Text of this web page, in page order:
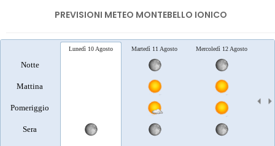
PREVISIONI METEO MONTEBELLO IONICO
Notte
Mattina
Pomeriggio
Sera
Lunedì 10 Agosto Martedì 11 Agosto Mercoledì 12 Agosto